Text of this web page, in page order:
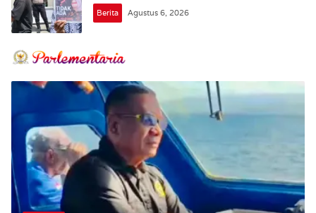
Berita Agustus 6, 2026